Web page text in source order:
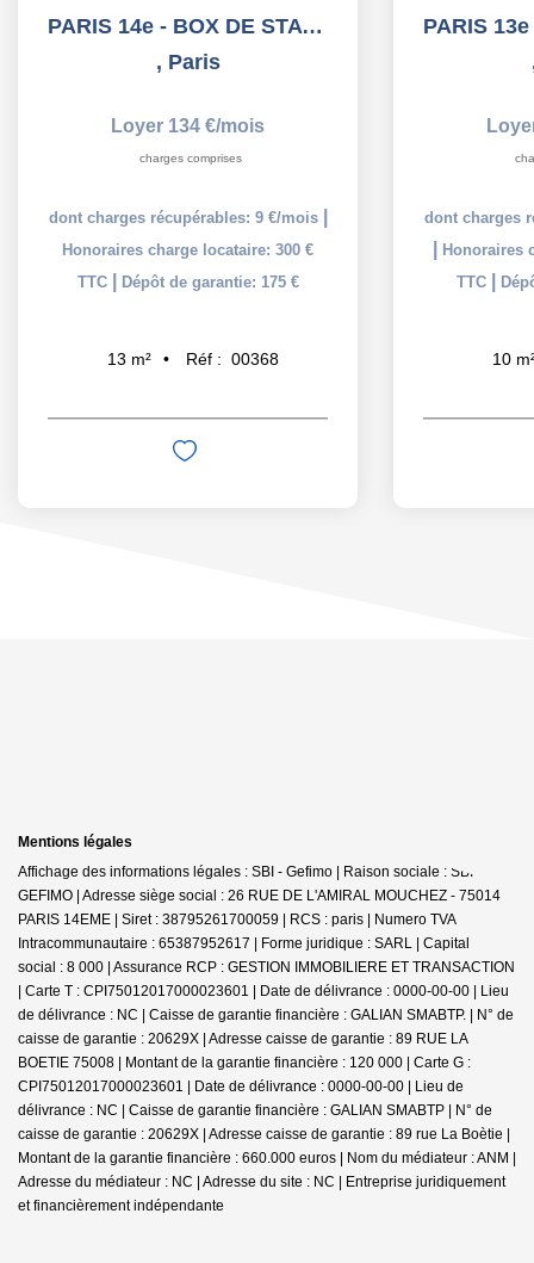
PARIS 14e - BOX DE STATIONNEMENT - 13 m2
, Paris
Loyer 134 €/mois
charges comprises
dont charges récupérables: 9 €/mois
Honoraires charge locataire: 300 €
TTC
Dépôt de garantie: 175 €
13 m² Réf : 00368
dont charges
Honoraires
TTC
10
Mentions légales
Affichage des informations légales : SBI - Gefimo | Raison sociale : SBI
GEFIMO | Adresse siège social : 26 RUE DE L'AMIRAL MOUCHEZ - 75014
PARIS 14EME | Siret : 38795261700059 | RCS : paris | Numero TVA
Intracommunautaire : 65387952617 | Forme juridique : SARL | Capital
social : 8 000 | Assurance RCP : GESTION IMMOBILIERE ET TRANSACTION
| Carte T : CPI75012017000023601 | Date de délivrance : 0000-00-00 | Lieu
de délivrance : NC | Caisse de garantie financière : GALIAN SMABTP. | N° de
caisse de garantie : 20629X | Adresse caisse de garantie : 89 RUE LA
BOETIE 75008 | Montant de la garantie financière : 120 000 | Carte G :
CPI75012017000023601 | Date de délivrance : 0000-00-00 | Lieu de
délivrance : NC | Caisse de garantie financière : GALIAN SMABTP | N° de
caisse de garantie : 20629X | Adresse caisse de garantie : 89 rue La Boètie |
Montant de la garantie financière : 660.000 euros | Nom du médiateur : ANM |
Adresse du médiateur : NC | Adresse du site : NC | Entreprise juridiquement
et financièrement indépendante